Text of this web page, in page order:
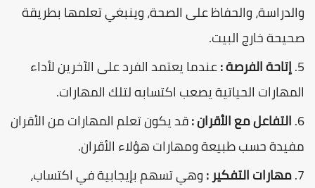
والدراسة، والحفاظ على الصحة، وينبغي تعلمها بطريقة
صحيحة خارج البيت.
إتاحة الفرصة :عندما يعتمد الفرد على الآخرين لأداء
المهارات الحياتية يصعب اكتسابه لتلك المهارات.
التفاعل مع الأقران :قد يكون تعلم المهارات من الأقران
مفيدة حسب طبيعة ومهارات هؤلاء الأقران.
مهارات التفكير :وهي تسهم بإيجابية في اكتساب،